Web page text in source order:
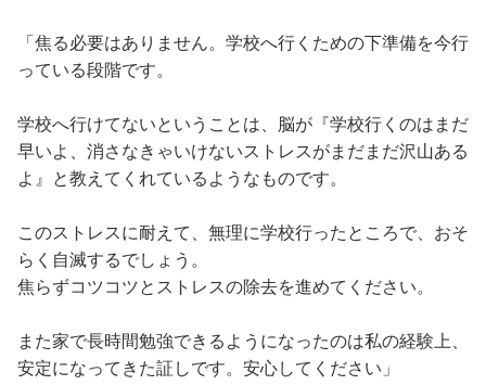
「焦る必要はありません。学校へ行くための下準備を今行
っている段階です。
学校へ行けてないということは、脳が『学校行くのはまだ
早いよ、消さなきゃいけないストレスがまだまだ沢山ある
よ』と教えてくれているようなものです。
このストレスに耐えて、無理に学校行ったところで、おそ
らく自滅するでしょう。
焦らずコツコツとストレスの除去を進めてください。
また家で長時間勉強できるようになったのは私の経験上、
安定になってきた証しです。安心してください」